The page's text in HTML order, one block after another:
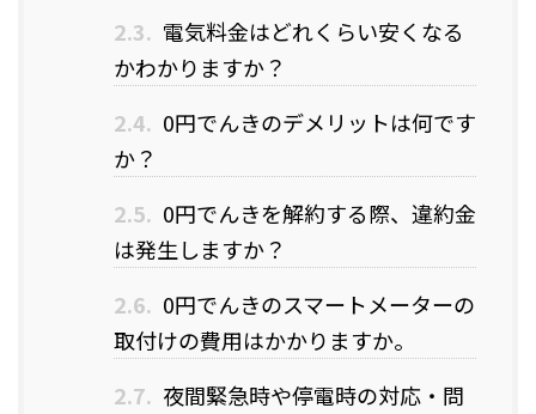
2.3. 電気料金はどれくらい安くなる
かわかりますか？
2.4. 0円でんきのデメリットは何です
か？
2.5. 0円でんきを解約する際、違約金
は発生しますか？
2.6. 0円でんきのスマートメーターの
取付けの費用はかかりますか。
2.7. 夜間緊急時や停電時の対応・問